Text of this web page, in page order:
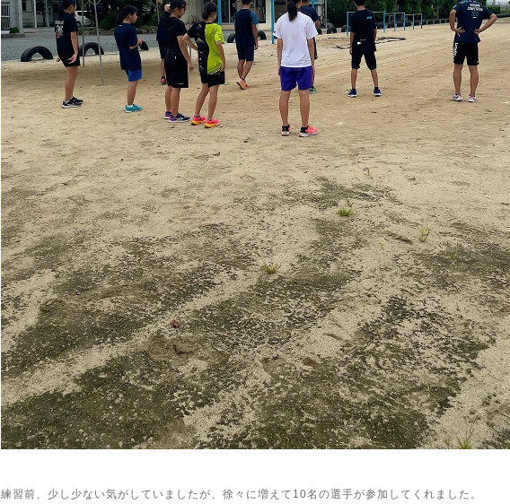
練習前、少し少ない気がしていましたが、徐々に増えて10名の選手が参加してくれました。